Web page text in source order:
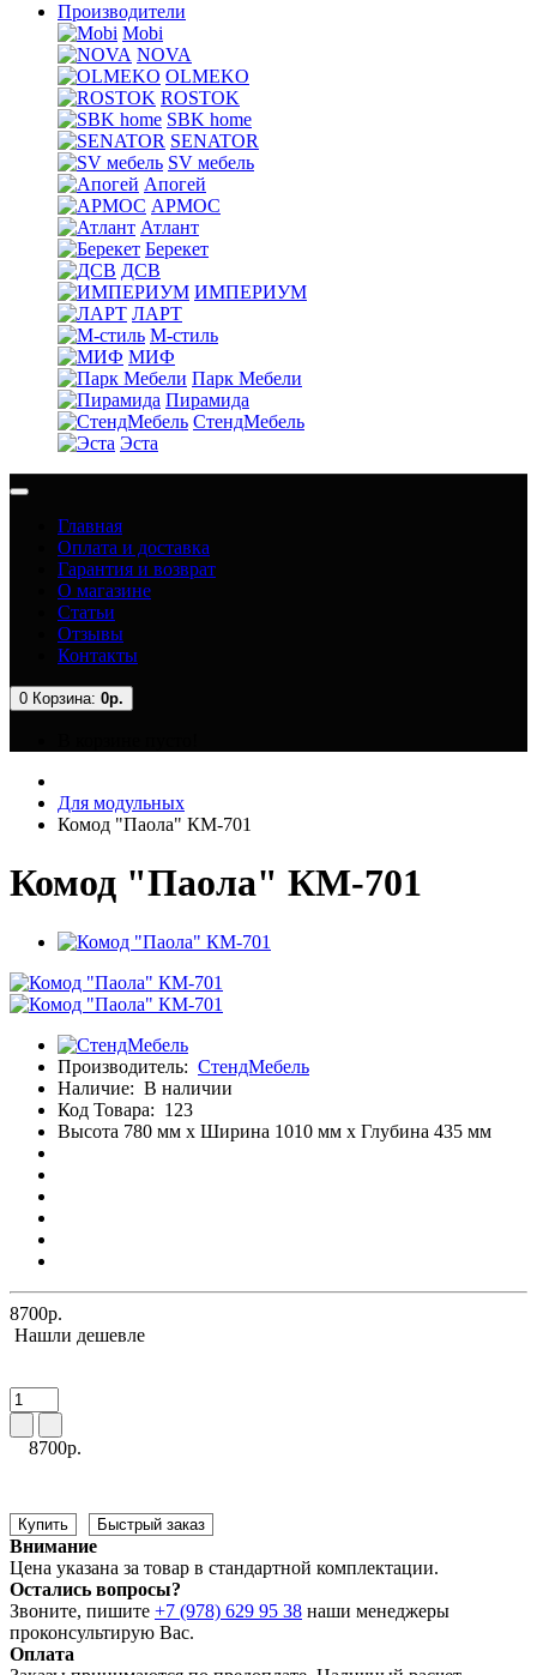
Производители
Mobi
NOVA
OLMEKO
ROSTOK
SBK home
SENATOR
SV мебель
Апогей
АРМОС
Атлант
Берекет
ДСВ
ИМПЕРИУМ
ЛАРТ
М-стиль
МИФ
Парк Мебели
Пирамида
СтендМебель
Эста
Главная
Оплата и доставка
Гарантия и возврат
О магазине
Статьи
Отзывы
Контакты
0 Корзина: 0р.
Для модульных
Комод "Паола" КМ-701
Комод "Паола" КМ-701
Производитель: СтендМебель
Наличие: В наличии
Код Товара: 123
Высота 780 мм x Ширина 1010 мм x Глубина 435 мм
8700р.
Нашли дешевле
8700р.
Купить Быстрый заказ
Внимание
Цена указана за товар в стандартной комплектации.
Остались вопросы?
Звоните, пишите +7 (978) 629 95 38 наши менеджеры
проконсультирую Вас.
Оплата